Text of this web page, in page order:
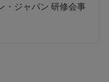
・ジャパン 研修会事